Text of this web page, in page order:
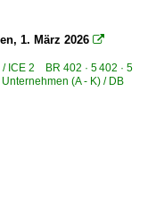
Lokportraits
1. März 2026 
ICE 2 BR 402 · 5 402 · 5
(A - K) / DB